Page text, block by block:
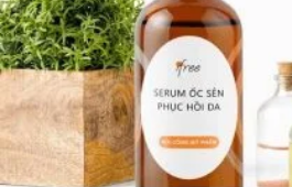
phân tử nhỏ, dễ dàng thẩm
– Sử dụng mặt nạ ngủ
chiếc khiên vững chắc chống
– Mặt nạ phù hợp với mọi loại